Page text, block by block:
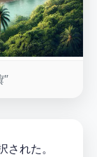
"
れた。